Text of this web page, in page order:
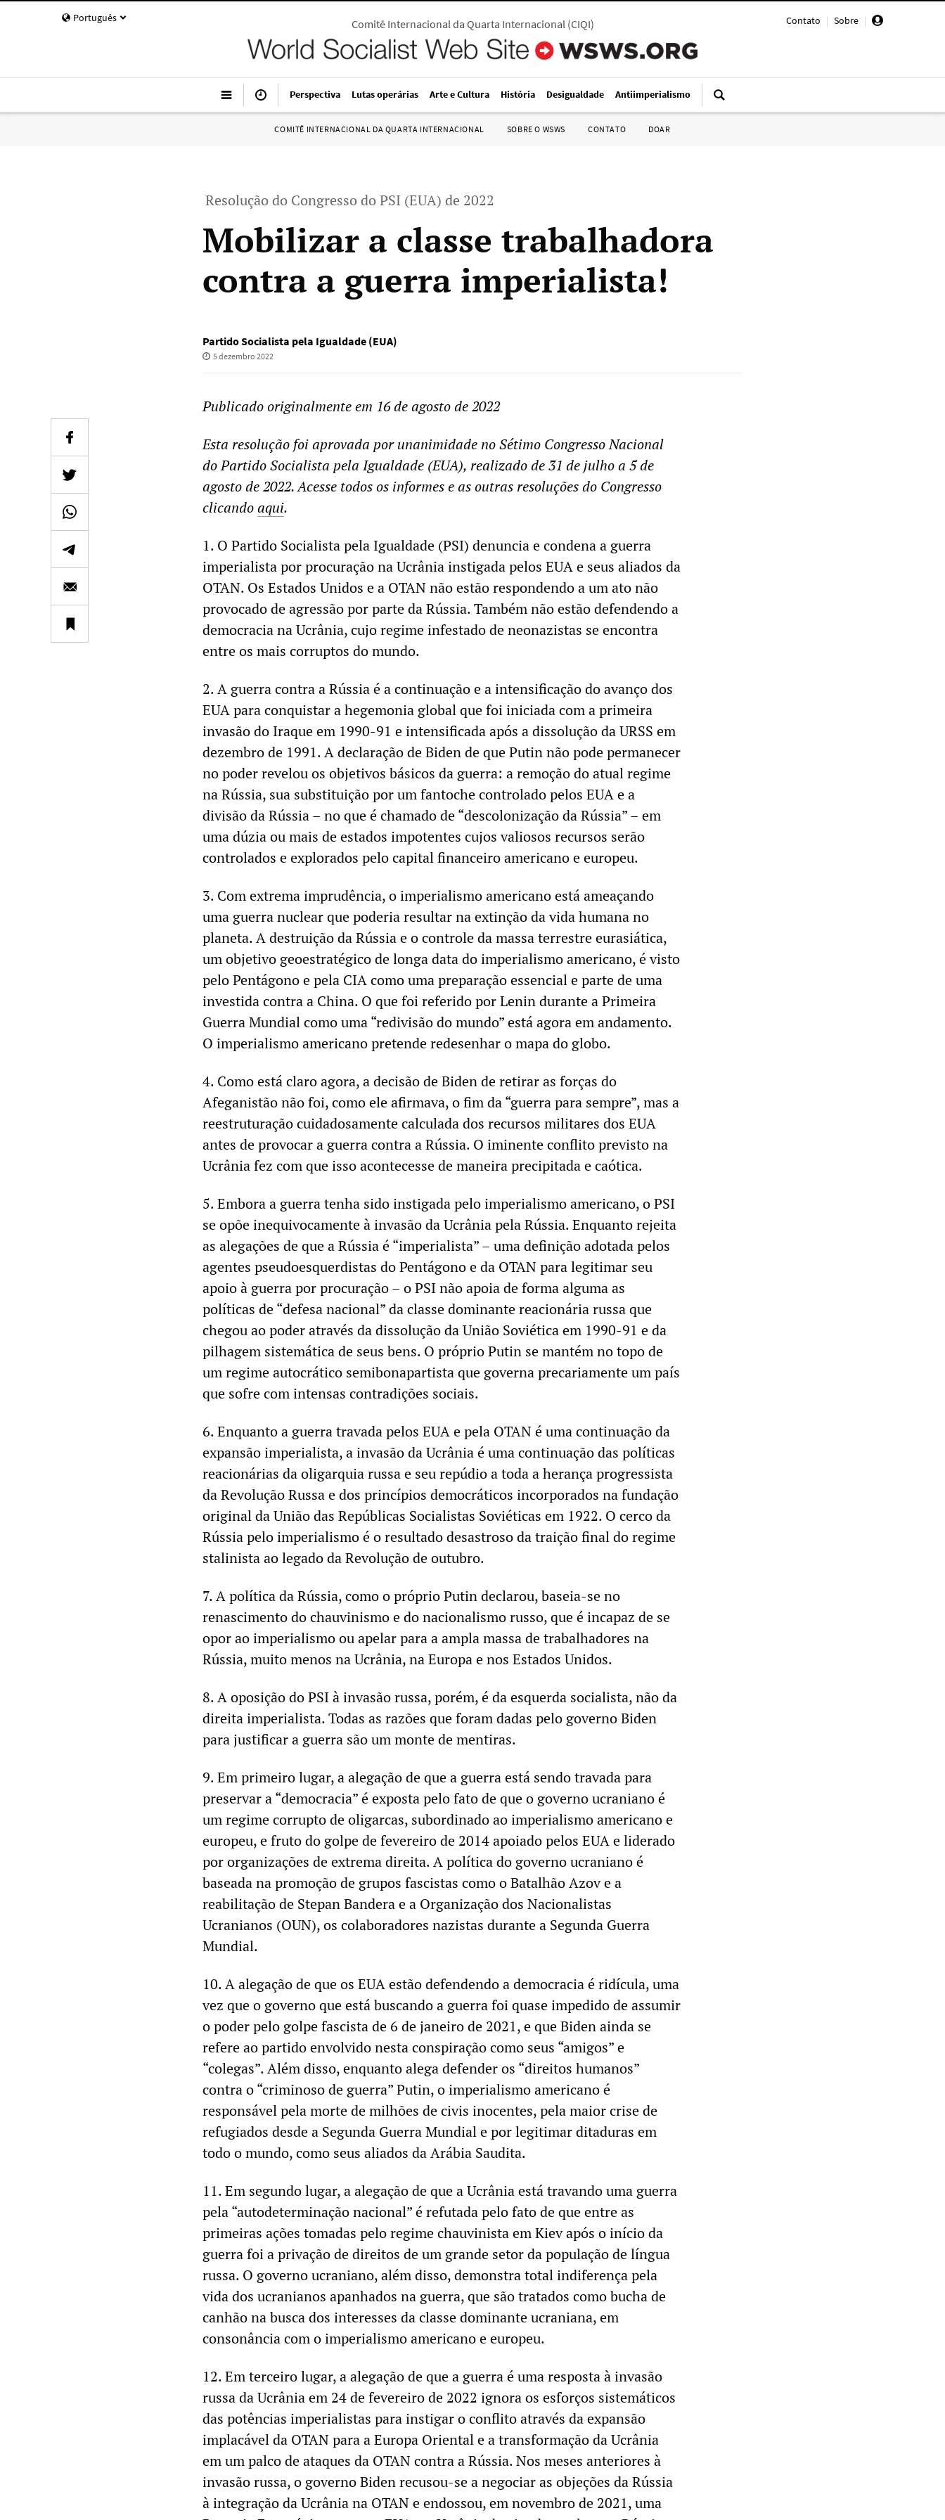
Português Contato | Sobre |
Comitê Internacional da Quarta Internacional(CIQI)
Perspectiva Lutas operárias Arte e Cultura História Desigualdade Antiimperialismo
COMITÊ INTERNACIONAL DA QUARTA INTERNACIONAL SOBRE O WSWS CONTATO DOAR
Resolução do Congresso do PSI (EUA) de 2022
Mobilizar a classe trabalhadora
contra a guerra imperialista!
Partido Socialista pela Igualdade (EUA)
5 dezembro 2022
Publicado originalmente em 16 de agosto de 2022
Esta resolução foi aprovada por unanimidade no Sétimo Congresso Nacional
do Partido Socialista pela Igualdade (EUA), realizado de 31 de julho a 5 de
agosto de 2022. Acesse todos os informes e as outras resoluções do Congresso
clicandoaqui.
1. O Partido Socialista pela Igualdade (PSI) denuncia e condena a guerra
imperialista por procuração na Ucrânia instigada pelos EUA e seus aliados da
OTAN. Os Estados Unidos e a OTAN não estão respondendo a um ato não
provocado de agressão por parte da Rússia. Também não estão defendendo a
democracia na Ucrânia, cujo regime infestado de neonazistas se encontra
entre os mais corruptos do mundo.
2. A guerra contra a Rússia é a continuação e a intensificação do avanço dos
EUA para conquistar a hegemonia global que foi iniciada com a primeira
invasão do Iraque em 1990-91 e intensificada após a dissolução da URSS em
dezembro de 1991. A declaração de Biden de que Putin não pode permanecer
no poder revelou os objetivos básicos da guerra: a remoção do atual regime
na Rússia, sua substituição por um fantoche controlado pelos EUA e a
divisão da Rússia – no que é chamado de “descolonização da Rússia” – em
uma dúzia ou mais de estados impotentes cujos valiosos recursos serão
controlados e explorados pelo capital financeiro americano e europeu.
3. Com extrema imprudência, o imperialismo americano está ameaçando
uma guerra nuclear que poderia resultar na extinção da vida humana no
planeta. A destruição da Rússia e o controle da massa terrestre eurasiática,
um objetivo geoestratégico de longa data do imperialismo americano, é visto
pelo Pentágono e pela CIA como uma preparação essencial e parte de uma
investida contra a China. O que foi referido por Lenin durante a Primeira
Guerra Mundial como uma “redivisão do mundo” está agora em andamento.
O imperialismo americano pretende redesenhar o mapa do globo.
4. Como está claro agora, a decisão de Biden de retirar as forças do
Afeganistão não foi, como ele afirmava, o fim da “guerra para sempre”, mas a
reestruturação cuidadosamente calculada dos recursos militares dos EUA
antes de provocar a guerra contra a Rússia. O iminente conflito previsto na
Ucrânia fez com que isso acontecesse de maneira precipitada e caótica.
5. Embora a guerra tenha sido instigada pelo imperialismo americano, o PSI
se opõe inequivocamente à invasão da Ucrânia pela Rússia. Enquanto rejeita
as alegações de que a Rússia é “imperialista” – uma definição adotada pelos
agentes pseudoesquerdistas do Pentágono e da OTAN para legitimar seu
apoio à guerra por procuração – o PSI não apoia de forma alguma as
políticas de “defesa nacional” da classe dominante reacionária russa que
chegou ao poder através da dissolução da União Soviética em 1990-91 e da
pilhagem sistemática de seus bens. O próprio Putin se mantém no topo de
um regime autocrático semibonapartista que governa precariamente um país
que sofre com intensas contradições sociais.
6. Enquanto a guerra travada pelos EUA e pela OTAN é uma continuação da
expansão imperialista, a invasão da Ucrânia é uma continuação das políticas
reacionárias da oligarquia russa e seu repúdio a toda a herança progressista
da Revolução Russa e dos princípios democráticos incorporados na fundação
original da União das Repúblicas Socialistas Soviéticas em 1922. O cerco da
Rússia pelo imperialismo é o resultado desastroso da traição final do regime
stalinista ao legado da Revolução de outubro.
7. A política da Rússia, como o próprio Putin declarou, baseia-se no
renascimento do chauvinismo e do nacionalismo russo, que é incapaz de se
opor ao imperialismo ou apelar para a ampla massa de trabalhadores na
Rússia, muito menos na Ucrânia, na Europa e nos Estados Unidos.
8. A oposição do PSI à invasão russa, porém, é da esquerda socialista, não da
direita imperialista. Todas as razões que foram dadas pelo governo Biden
para justificar a guerra são um monte de mentiras.
9. Em primeiro lugar, a alegação de que a guerra está sendo travada para
preservar a “democracia” é exposta pelo fato de que o governo ucraniano é
um regime corrupto de oligarcas, subordinado ao imperialismo americano e
europeu, e fruto do golpe de fevereiro de 2014 apoiado pelos EUA e liderado
por organizações de extrema direita. A política do governo ucraniano é
baseada na promoção de grupos fascistas como o Batalhão Azov e a
reabilitação de Stepan Bandera e a Organização dos Nacionalistas
Ucranianos (OUN), os colaboradores nazistas durante a Segunda Guerra
Mundial.
10. A alegação de que os EUA estão defendendo a democracia é ridícula, uma
vez que o governo que está buscando a guerra foi quase impedido de assumir
o poder pelo golpe fascista de 6 de janeiro de 2021, e que Biden ainda se
refere ao partido envolvido nesta conspiração como seus “amigos” e
“colegas”. Além disso, enquanto alega defender os “direitos humanos”
contra o “criminoso de guerra” Putin, o imperialismo americano é
responsável pela morte de milhões de civis inocentes, pela maior crise de
refugiados desde a Segunda Guerra Mundial e por legitimar ditaduras em
todo o mundo, como seus aliados da Arábia Saudita.
11. Em segundo lugar, a alegação de que a Ucrânia está travando uma guerra
pela “autodeterminação nacional” é refutada pelo fato de que entre as
primeiras ações tomadas pelo regime chauvinista em Kiev após o início da
guerra foi a privação de direitos de um grande setor da população de língua
russa. O governo ucraniano, além disso, demonstra total indiferença pela
vida dos ucranianos apanhados na guerra, que são tratados como bucha de
canhão na busca dos interesses da classe dominante ucraniana, em
consonância com o imperialismo americano e europeu.
12. Em terceiro lugar, a alegação de que a guerra é uma resposta à invasão
russa da Ucrânia em 24 de fevereiro de 2022 ignora os esforços sistemáticos
das potências imperialistas para instigar o conflito através da expansão
implacável da OTAN para a Europa Oriental e a transformação da Ucrânia
em um palco de ataques da OTAN contra a Rússia. Nos meses anteriores à
invasão russa, o governo Biden recusou-se a negociar as objeções da Rússia
à integração da Ucrânia na OTAN e endossou, em novembro de 2021, uma